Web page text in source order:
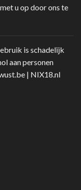
u op door ons te
is schadelijk
aan personen
| NIX18.nl